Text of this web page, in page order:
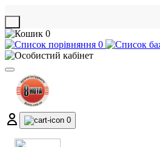
0
0
0